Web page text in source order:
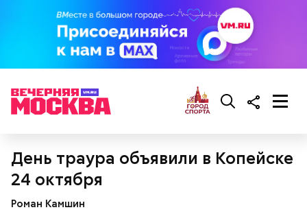
День траура объявили в Копейске
24 октября
Роман Камшин
Реакция Гасанова на расследование